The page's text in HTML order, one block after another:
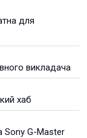
для
викладача
хаб
Sony G-Master